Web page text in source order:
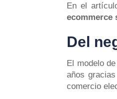
En el
ecommerce
Del
El modelo
años
comercio